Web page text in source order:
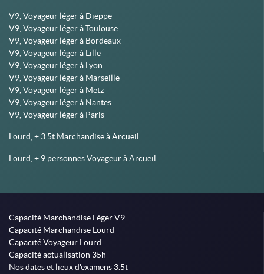
V9, Voyageur léger à Dieppe
V9, Voyageur léger à Toulouse
V9, Voyageur léger à Bordeaux
V9, Voyageur léger à Lille
V9, Voyageur léger à Lyon
V9, Voyageur léger à Marseille
V9, Voyageur léger à Metz
V9, Voyageur léger à Nantes
V9, Voyageur léger à Paris
Lourd, + 3.5t Marchandise à Arcueil
Lourd, + 9 personnes Voyageur à Arcueil
Capacité Marchandise Léger V9
Capacité Marchandise Lourd
Capacité Voyageur Lourd
Capacité actualisation 35h
Nos dates et lieux d'examens 3.5t